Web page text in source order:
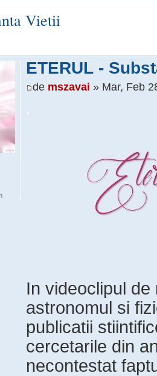
Vietii
ETERUL -
de mszavai » Mar, Feb
.
In videoclipul
astronomul si
publicatii
cercetarile din
necontestat